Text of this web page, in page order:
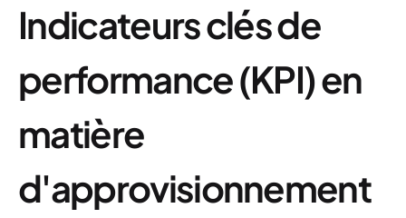
Indicateurs clés de
performance (KPI) en
matière
d'approvisionnement